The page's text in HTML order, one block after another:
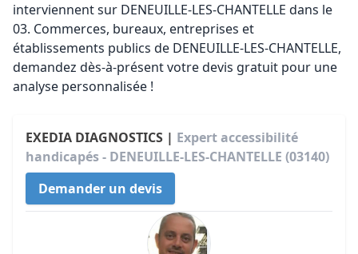
interviennent sur DENEUILLE-LES-CHANTELLE dans le
03. Commerces, bureaux, entreprises et
établissements publics de DENEUILLE-LES-CHANTELLE,
demandez dès-à-présent votre devis gratuit pour une
analyse personnalisée !
EXEDIA DIAGNOSTICS | Expert accessibilité
handicapés - DENEUILLE-LES-CHANTELLE (03140)
Demander un devis